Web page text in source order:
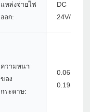
แหล่งจ่ายไฟ
ออก:
DC
24V/2.5A
ความหนา
ของ
กระดาษ:
0.06 ~
0.19 มม.